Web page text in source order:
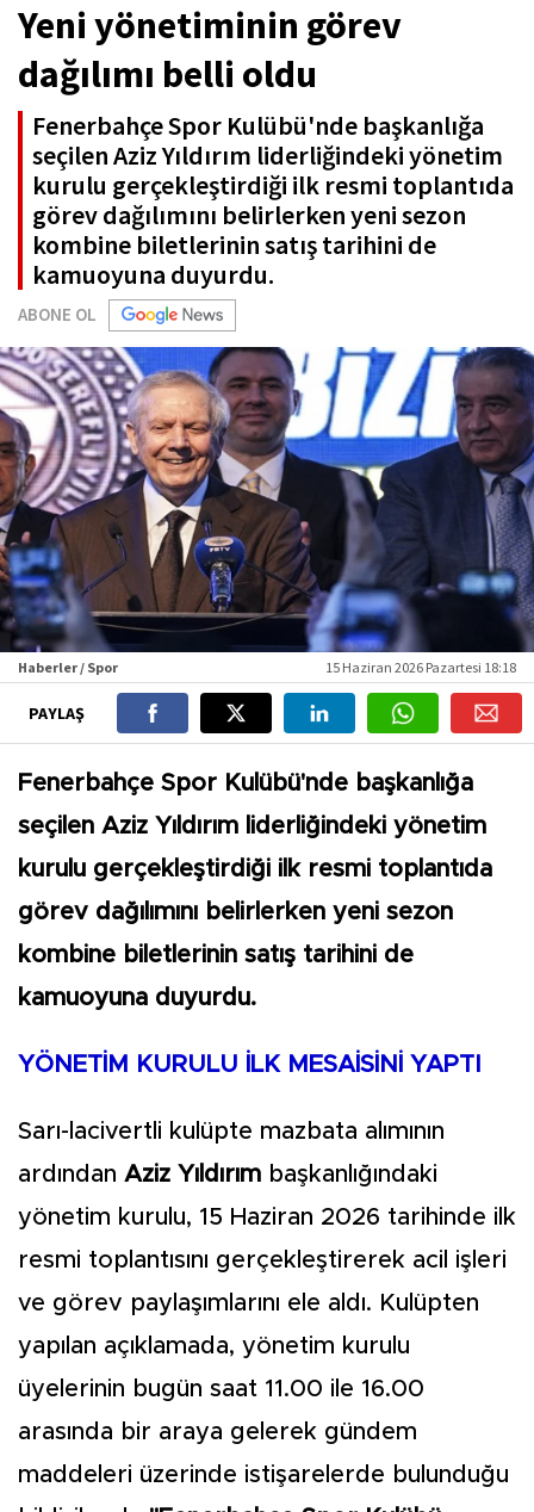
Yeni yönetiminin görev
dağılımı belli oldu
Fenerbahçe Spor Kulübü'nde başkanlığa
seçilen Aziz Yıldırım liderliğindeki yönetim
kurulu gerçekleştirdiği ilk resmi toplantıda
görev dağılımını belirlerken yeni sezon
kombine biletlerinin satış tarihini de
kamuoyuna duyurdu.
ABONE OL
Haberler / Spor 15 Haziran 2026 Pazartesi 18:18
PAYLAŞ
Fenerbahçe Spor Kulübü'nde başkanlığa
seçilen Aziz Yıldırım liderliğindeki yönetim
kurulu gerçekleştirdiği ilk resmi toplantıda
görev dağılımını belirlerken yeni sezon
kombine biletlerinin satış tarihini de
kamuoyuna duyurdu.
YÖNETİM KURULU İLK MESAİSİNİ YAPTI
Sarı-lacivertli kulüpte mazbata alımının
ardından Aziz Yıldırım başkanlığındaki
yönetim kurulu, 15 Haziran 2026 tarihinde ilk
resmi toplantısını gerçekleştirerek acil işleri
ve görev paylaşımlarını ele aldı. Kulüpten
yapılan açıklamada, yönetim kurulu
üyelerinin bugün saat 11.00 ile 16.00
arasında bir araya gelerek gündem
maddeleri üzerinde istişarelerde bulunduğu